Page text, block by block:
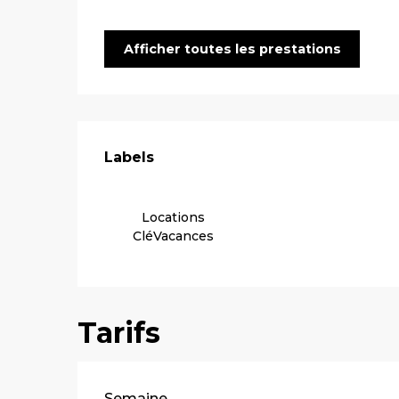
Afficher toutes les prestations
Offres de
Labels
Labels
Locations
CléVacances
Tarifs